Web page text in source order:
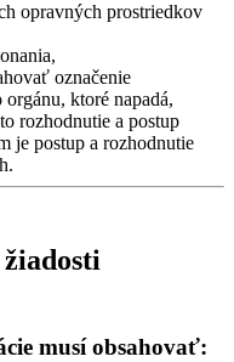
opravných prostriedkov
označenie
ktoré napadá,
rozhodnutie a postup
je postup a rozhodnutie
musí obsahovať: